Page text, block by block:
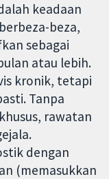
keadaan
beza,
sebagai
atau lebih.
kronik, tetapi
Tanpa
rawatan
dengan
(memasukkan